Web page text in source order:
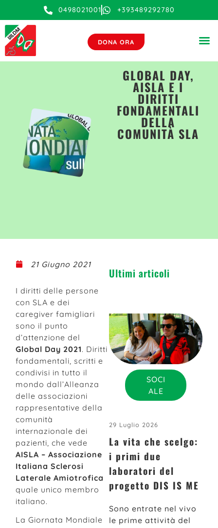
0498021001 +393489292780
DONA ORA
GLOBAL DAY,
AISLA E I
DIRITTI
FONDAMENTALI
DELLA
COMUNITÀ SLA
21 Giugno 2021
I diritti delle persone
con SLA e dei
caregiver famigliari
sono il punto
d’attenzione del
Global Day 2021. Diritti
fondamentali, scritti e
condivisi in tutto il
mondo dall’Alleanza
delle associazioni
rappresentative della
comunità
internazionale dei
pazienti, che vede
AISLA – Associazione
Italiana Sclerosi
Laterale Amiotrofica
quale unico membro
italiano.
La Giornata Mondiale
Ultimi articoli
SOCI
ALE
29 Luglio 2026
La vita che scelgo:
i primi due
laboratori del
progetto DIS IS ME
Sono entrate nel vivo
le prime attività del